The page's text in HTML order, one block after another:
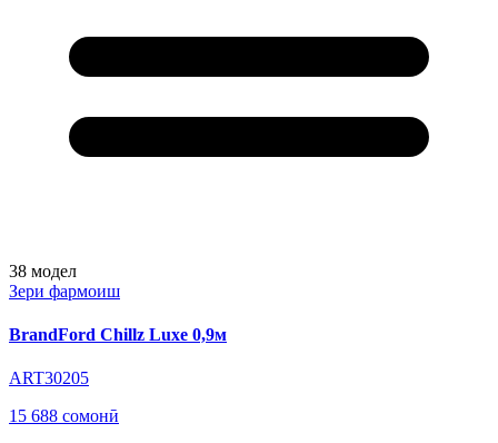
38 модел
Зери фармоиш
BrandFord Chillz Luxe 0,9м
ART30205
15 688 сомонӣ